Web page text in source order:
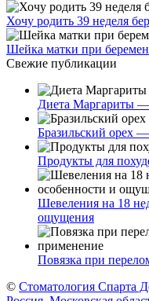
Хочу родить 39 неделя
Шейка матки при
Свежие публикации
Диета Маргариты
Бразильский орех
Продукты для
Шевеления на 18
ощущения
Повязка при
© Стоматология Спарта